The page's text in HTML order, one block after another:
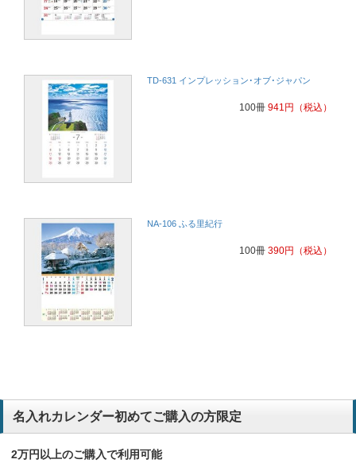
TD-631 インプレッション･オブ･ジャパン
100冊 941 円 （税込）
NA-106 ふる里紀行
100冊 390円 （税込）
名入れカレンダー初めてご購入の方限定
2万円以上のご購入で利用可能